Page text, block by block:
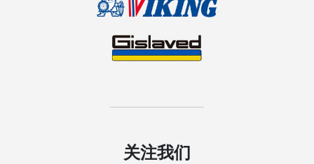
关注我们